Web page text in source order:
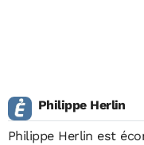
Philippe Herlin
Philippe Herlin est